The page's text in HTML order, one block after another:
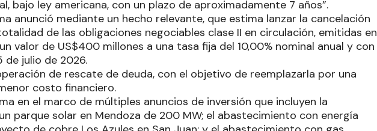
bajo ley americana, con un plazo de aproximadamente 7 años”.
anunció mediante un hecho relevante, que estima lanzar la cancelación
de las obligaciones negociables clase II en circulación, emitidas en
valor de US$400 millones a una tasa fija del 10,00% nominal anual y con
de julio de 2026.
de rescate de deuda, con el objetivo de reemplazarla por una
costo financiero.
en el marco de múltiples anuncios de inversión que incluyen la
parque solar en Mendoza de 200 MW; el abastecimiento con energía